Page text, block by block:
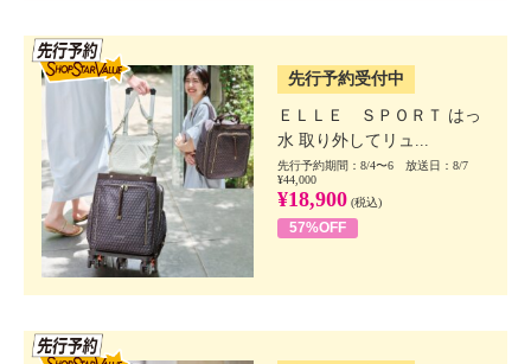
先行予約受付中
ＥＬＬＥ ＳＰＯＲＴ はっ
水 取り外してリュ...
先行予約期間：8/4〜6 放送日：8/7
¥44,000
¥18,900 (税込)
57%OFF